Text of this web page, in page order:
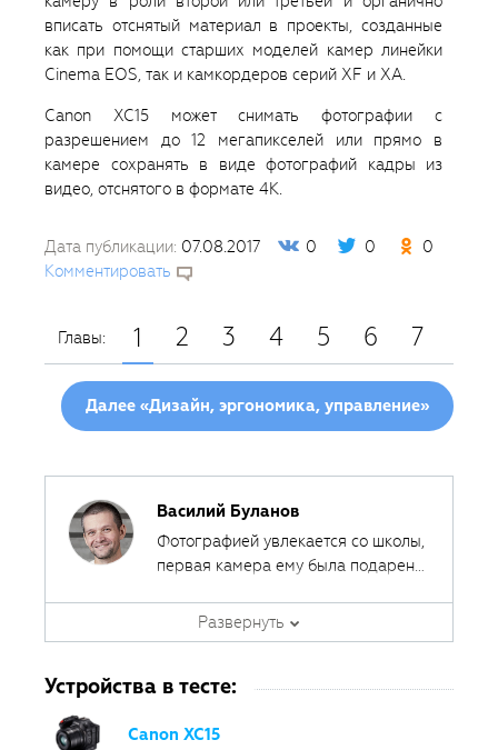
вписать отснятый материал в проекты, созданные
как при помощи старших моделей камер линейки
Cinema EOS, так и камкордеров серий XF и XA.
Canon XC15 может снимать фотографии с
разрешением до 12 мегапикселей или прямо в
камере сохранять в виде фотографий кадры из
видео, отснятого в формате 4К.
Дата публикации: 07.08.2017 0 0
0
Комментировать
Главы: 1 2 3 4 5 6 7
Далее «Дизайн, эргономика, управление»
Василий Буланов
Фотографией увлекается со школы,
первая камера ему была подарена
уже 12 лет. В основном, снимает
репортажи и интерьеры, а также
фотосъемкой. Сотрудничает с
и «Бурда». Любит путешествовать
Развернуть
Устройства в тесте:
Canon XC15